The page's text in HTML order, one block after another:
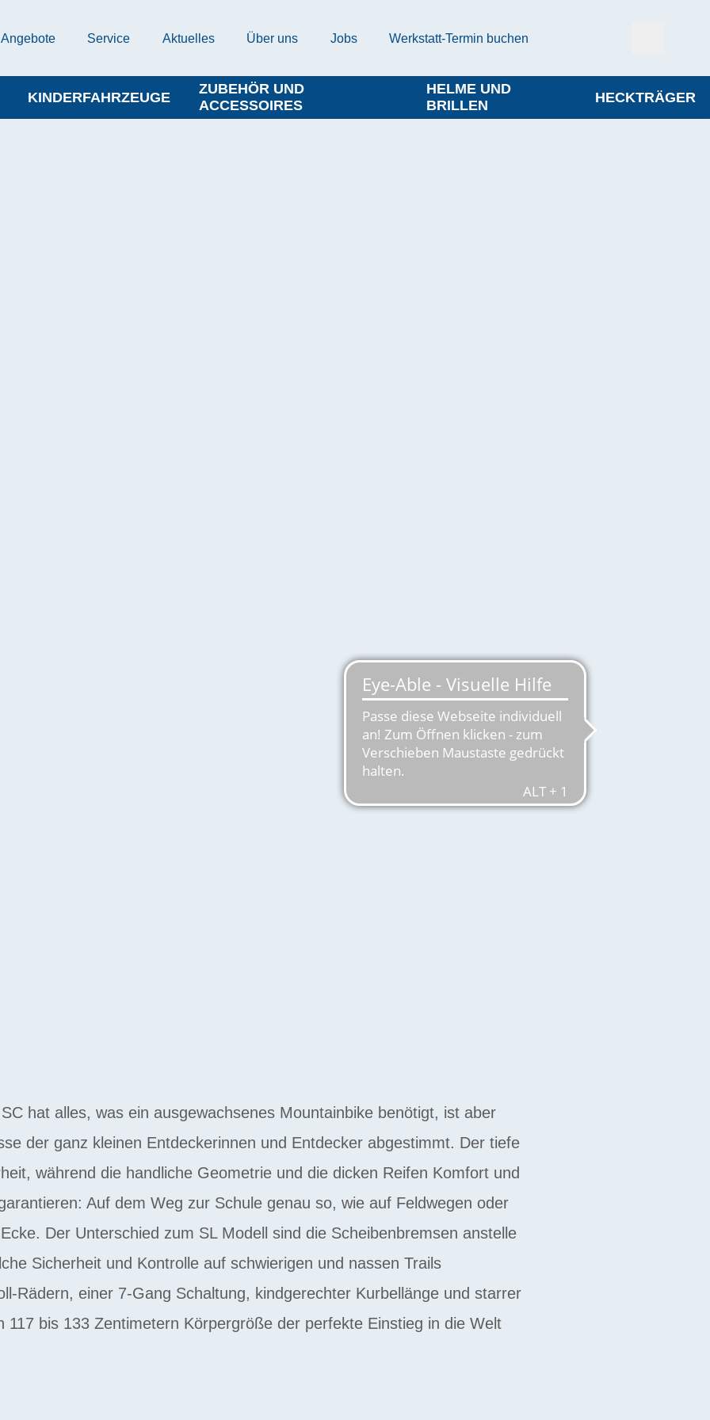
Angebote Service Aktuelles Über uns Jobs Werkstatt-Termin buchen
KINDERFAHRZEUGE
ZUBEHÖR UND
ACCESSOIRES
HELME UND
BRILLEN
HECKTRÄGER
hat alles, was ein ausgewachsenes Mountainbike benötigt, ist aber
der ganz kleinen Entdeckerinnen und Entdecker abgestimmt. Der tiefe
während die handliche Geometrie und die dicken Reifen Komfort und
Auf dem Weg zur Schule genau so, wie auf Feldwegen oder
Der Unterschied zum SL Modell sind die Scheibenbremsen anstelle
Sicherheit und Kontrolle auf schwierigen und nassen Trails
Rädern, einer 7-Gang Schaltung, kindgerechter Kurbellänge und starrer
117 bis 133 Zentimetern Körpergröße der perfekte Einstieg in die Welt